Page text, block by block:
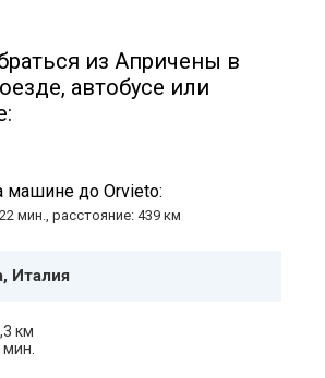
из Апричены в
автобусе или
машине до Orvieto:
мин., расстояние: 439 км
Италия
км
мин.